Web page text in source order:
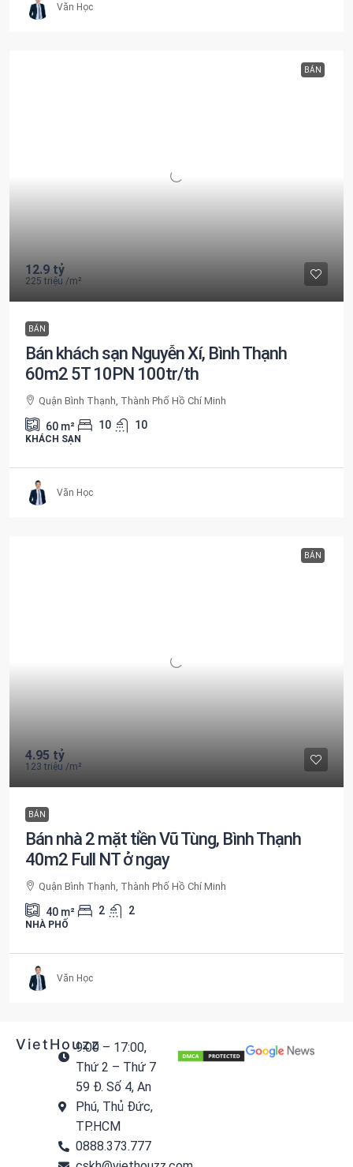
Văn Học
BÁN
12.9 tỷ
225 triệu /m²
BÁN
Bán khách sạn Nguyễn Xí, Bình Thạnh
60m2 5T 10PN 100tr/th
Quận Bình Thạnh, Thành Phố Hồ Chí Minh
60 m² 10 10
KHÁCH SẠN
Văn Học
BÁN
4.95 tỷ
123 triệu /m²
BÁN
Bán nhà 2 mặt tiền Vũ Tùng, Bình Thạnh
40m2 Full NT ở ngay
Quận Bình Thạnh, Thành Phố Hồ Chí Minh
40 m² 2 2
NHÀ PHỐ
Văn Học
VietHouzz9:00 – 17:00,
Thứ 2 – Thứ 7
59 Đ. Số 4, An
Phú, Thủ Đức,
TP.HCM
0888.373.777